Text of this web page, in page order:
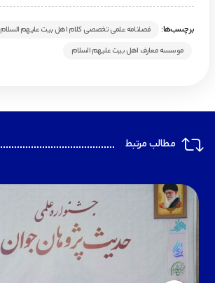
برچسب‌ها: فصلنامه علمی تخصصی کلام اهل بیت علیهم السلام
موسسه معارف اهل بیت علیهم السلام
مطالب مرتبط